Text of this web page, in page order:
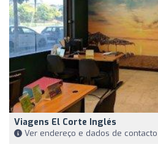
Viagens El Corte Inglés
Ver endereço e dados de contacto